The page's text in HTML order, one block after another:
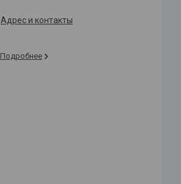
Адрес и контакты
Подробнее